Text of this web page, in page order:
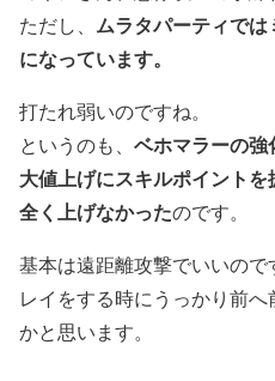
ただし、 ムラタパーティで
になっています。
打たれ弱いのですね。
というのも、 ベホマラーの
大値上げにスキルポイント
全く上げなかったのです。
基本は遠距離攻撃でいいの
レイをする時にうっかり前
かと思います。